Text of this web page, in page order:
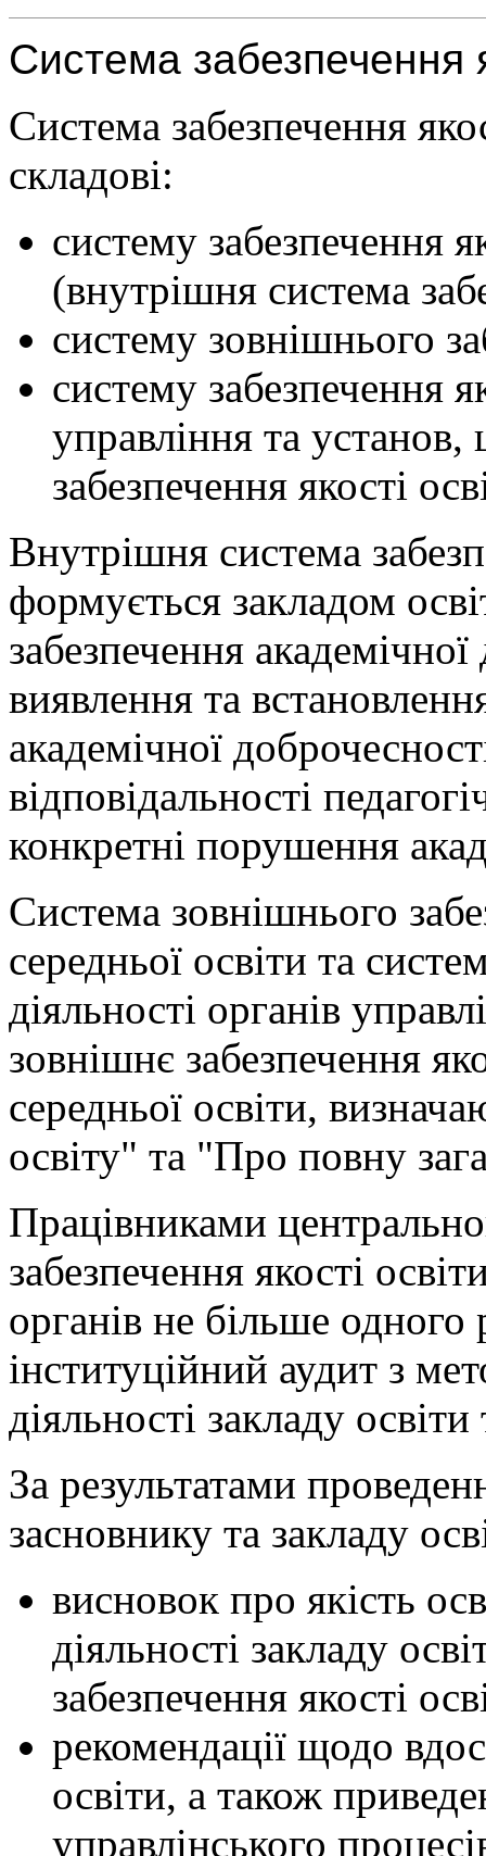
Система забезпечення
Система забезпечення
складові:
систему забезпечення
(внутрішня система
систему зовнішнього
систему забезпечення
управління та
забезпечення якості
Внутрішня система
формується закладом
забезпечення
виявлення та
академічної
відповідальності
конкретні порушення
Система зовнішнього
середньої освіти та
діяльності органів
зовнішнє забезпечення
середньої освіти,
освіту" та "Про повну
Працівниками
забезпечення якості
органів не більше одного
інституційний аудит з
діяльності закладу
За результатами
засновнику та закладу
висновок про якість
діяльності закладу
забезпечення якості
рекомендації щодо
освіти, а також
управлінського